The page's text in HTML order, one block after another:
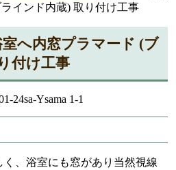
インド内蔵) 取り付け工事
へ内窓プラマード (ブ
付け工事
、浴室にも窓があり当然視線